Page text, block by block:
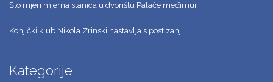
Što mjeri mjerna stanica u dvorištu Palače međimur ...
Konjički klub Nikola Zrinski nastavlja s postizanj ...
Kategorije